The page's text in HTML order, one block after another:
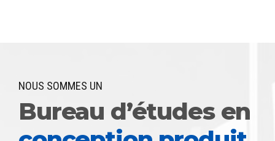
NOUS SOMMES UN
Bureau d’études en